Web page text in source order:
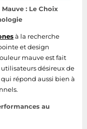
: Le Choix
à la recherche
et design
mauve est fait
désireux de
répond aussi bien à
au